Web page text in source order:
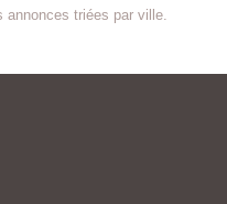
annonces triées par ville.